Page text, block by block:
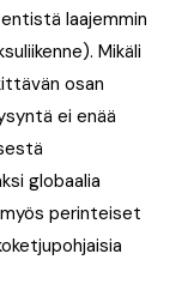
laajemmin
Mikäli
osan
ei enää
globaalia
perinteiset